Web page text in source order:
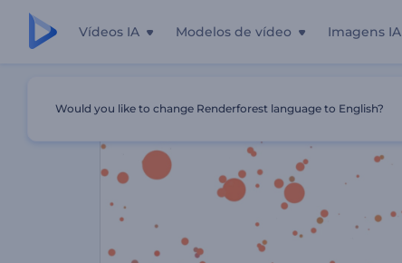
Vídeos IA Modelos de vídeo Imagens IA
Would you like to change Renderforest language to English?